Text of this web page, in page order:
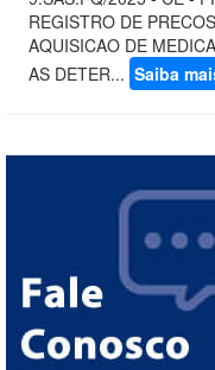
REGISTRO DE
AQUISICAO DE
AS DETER... Saiba